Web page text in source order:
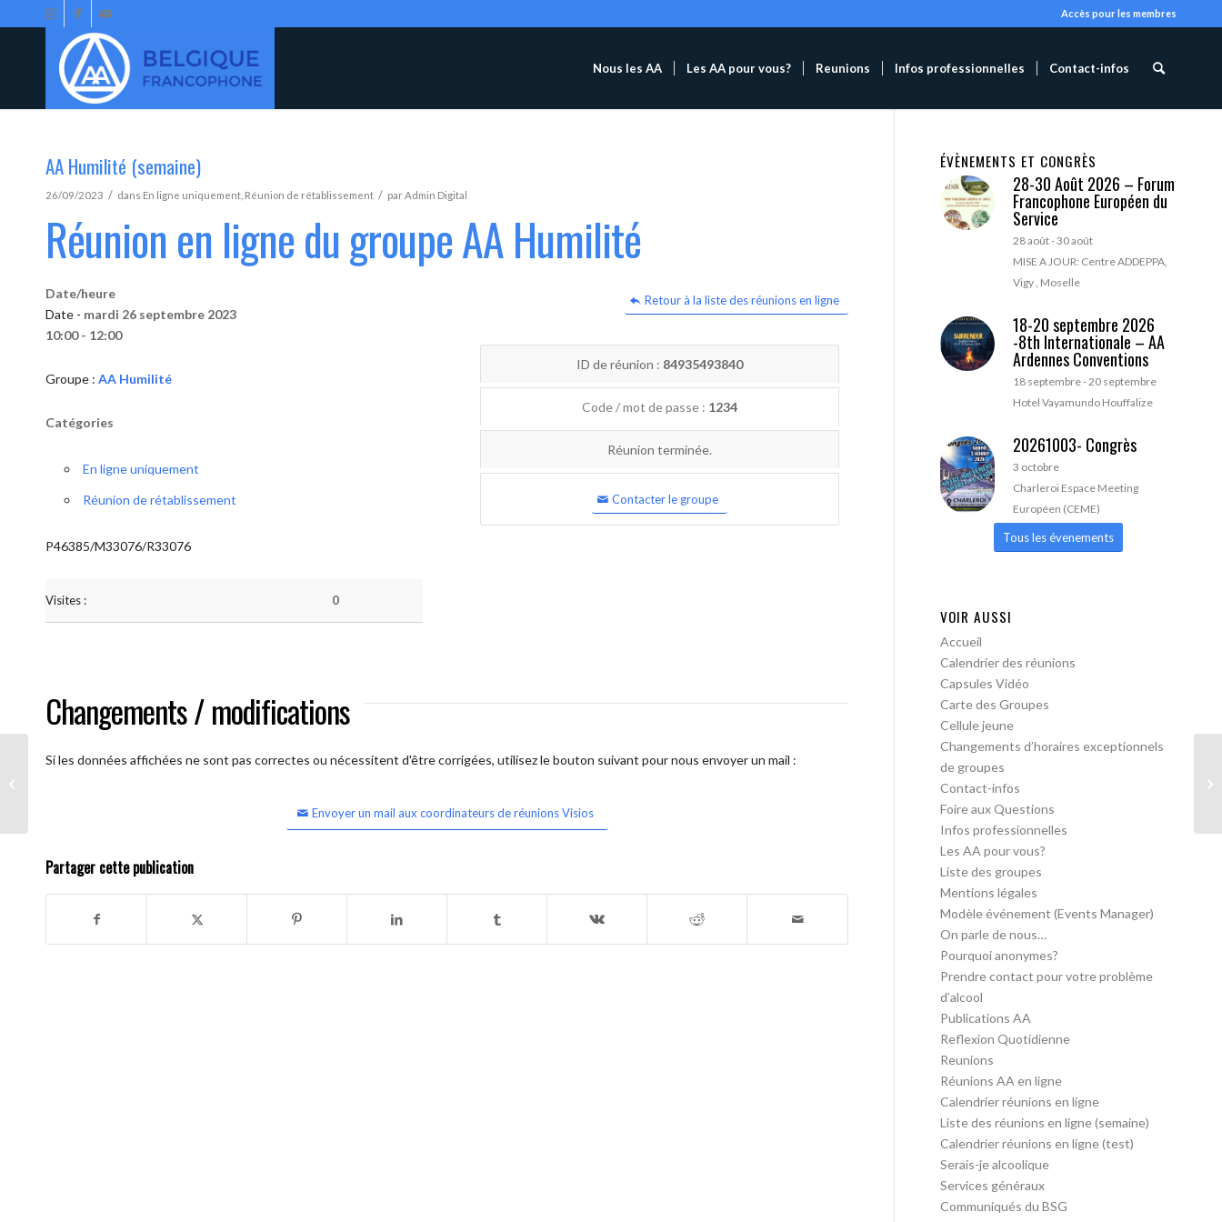
Accès pour les membres
Nous les AA Les AA pour vous? Reunions Infos professionnelles Contact-infos
AA Humilité (semaine)
26/09/2023 / dans En ligne uniquement Réunion de rétablissement / parAdmin Digital
Réunion en ligne du groupe AA Humilité
Retour à la liste des réunions en ligne
Date/heure
Date - mardi 26 septembre 2023
10:00 - 12:00
Groupe : AA Humilité
Catégories
En ligne uniquement
Réunion de rétablissement
P46385/M33076/R33076
Visites : 0
ID de réunion : 84935493840
Code / mot de passe : 1234
Réunion terminée.
Contacter le groupe
Changements / modifications
Si les données affichées ne sont pas correctes ou nécessitent d'être corrigées, utilisez le bouton suivant pour nous envoyer un mail :
Envoyer un mail aux coordinateurs de réunions Visios
Partager cette publication
ÉVÈNEMENTS ET CONGRÈS
28-30 Août 2026 – Forum
Francophone Européen du
Service
28 août-30 août
MISE A JOUR: Centre ADDEPPA,
Vigy , Moselle
18-20 septembre 2026
-8th Internationale – AA
Ardennes Conventions
18 septembre-20 septembre
Hotel Vayamundo Houffalize
20261003- Congrès
3 octobre
Charleroi Espace Meeting
Européen (CEME)
Tous les évenements
VOIR AUSSI
Accueil
Calendrier des réunions
Capsules Vidéo
Carte des Groupes
Cellule jeune
Changements d’horaires exceptionnels
de groupes
Contact-infos
Foire aux Questions
Infos professionnelles
Les AA pour vous?
Liste des groupes
Mentions légales
Modèle événement (Events Manager)
On parle de nous…
Pourquoi anonymes?
Prendre contact pour votre problème
d’alcool
Publications AA
Reflexion Quotidienne
Reunions
Réunions AA en ligne
Calendrier réunions en ligne
Liste des réunions en ligne (semaine)
Calendrier réunions en ligne (test)
Serais-je alcoolique
Services généraux
Communiqués du BSG